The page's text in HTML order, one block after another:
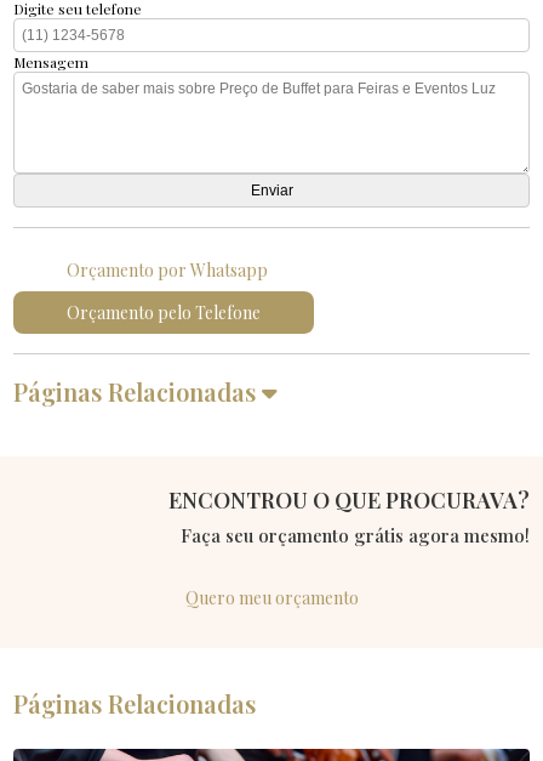
Digite seu telefone
Mensagem
Orçamento por Whatsapp
Orçamento pelo Telefone
Páginas Relacionadas
ENCONTROU O QUE PROCURAVA?
Faça seu orçamento grátis agora mesmo!
Quero meu orçamento
Páginas Relacionadas